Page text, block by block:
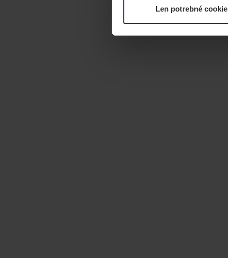
Len potrebné